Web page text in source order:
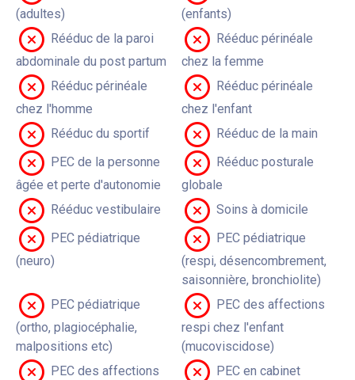
(adultes)
(enfants)
Rééduc de la paroi
abdominale du post partum
Rééduc périnéale
chez la femme
Rééduc périnéale
chez l'homme
Rééduc périnéale
chez l'enfant
Rééduc du sportif
Rééduc de la main
PEC de la personne
âgée et perte d'autonomie
Rééduc posturale
globale
Rééduc vestibulaire
Soins à domicile
PEC pédiatrique
(neuro)
PEC pédiatrique
(respi, désencombrement,
saisonnière, bronchiolite)
PEC pédiatrique
(ortho, plagiocéphalie,
malpositions etc)
PEC des affections
respi chez l'enfant
(mucoviscidose)
PEC des affections
PEC en cabinet